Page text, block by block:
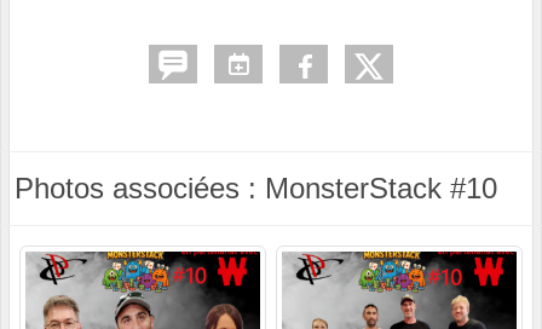
Photos associées : MonsterStack #10